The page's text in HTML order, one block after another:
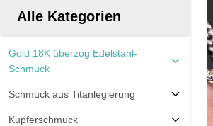
Alle Kategorien
Gold 18K überzog Edelstahl-
Schmuck
Schmuck aus Titanlegierung
Kupferschmuck